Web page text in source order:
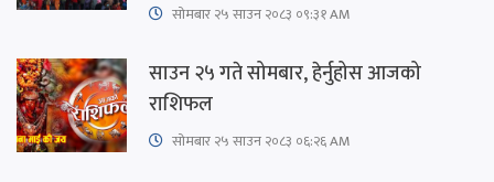
सोमबार २५ साउन २०८३ ०९:३१ AM
साउन २५ गते सोमबार, हेर्नुहोस आजको
राशिफल
सोमबार २५ साउन २०८३ ०६:२६ AM